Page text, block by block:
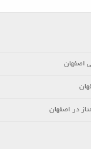
اصفهان
در اصفهان